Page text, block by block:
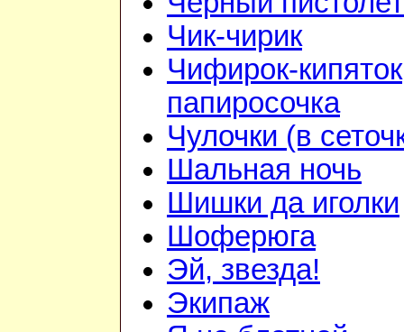
Чик-чирик
Чифирок-
папиросочка
Чулочки (в
Шальная ночь
Шишки да иголки
Шоферюга
Эй, звезда!
Экипаж